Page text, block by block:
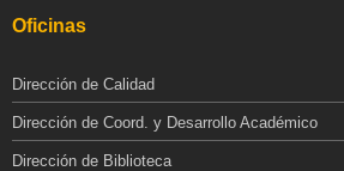
Oficinas
Dirección de Calidad
Dirección de Coord. y Desarrollo Académico
Dirección de Biblioteca